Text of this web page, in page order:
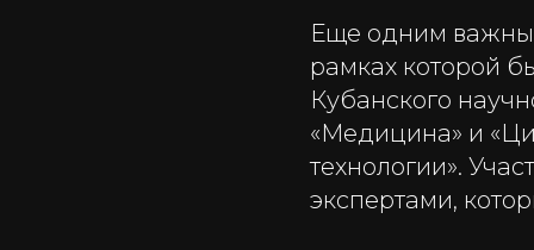
Еще одним
рамках которой
Кубанского
«Медицина» и
технологии».
экспертами,